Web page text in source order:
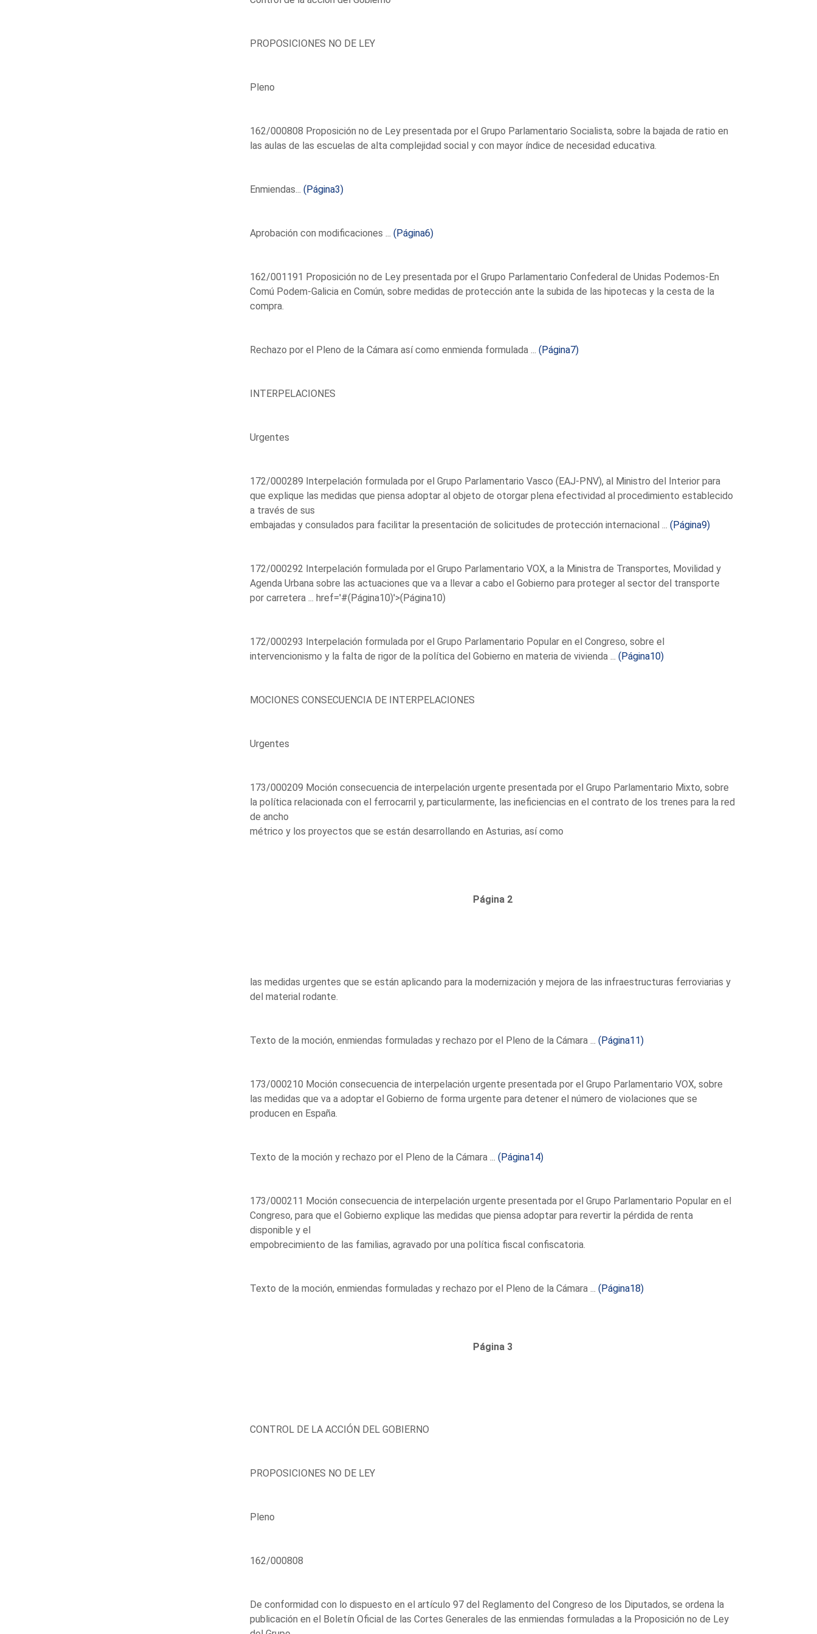
PROPOSICIONES NO DE LEY
Pleno
162/000808 Proposición no de Ley presentada por el Grupo Parlamentario Socialista, sobre la bajada de ratio en
las aulas de las escuelas de alta complejidad social y con mayor índice de necesidad educativa.
Enmiendas... (Página3)
Aprobación con modificaciones ... (Página6)
162/001191 Proposición no de Ley presentada por el Grupo Parlamentario Confederal de Unidas Podemos-En
Comú Podem-Galicia en Común, sobre medidas de protección ante la subida de las hipotecas y la cesta de la
compra.
Rechazo por el Pleno de la Cámara así como enmienda formulada ... (Página7)
INTERPELACIONES
Urgentes
172/000289 Interpelación formulada por el Grupo Parlamentario Vasco (EAJ-PNV), al Ministro del Interior para
que explique las medidas que piensa adoptar al objeto de otorgar plena efectividad al procedimiento establecido
a través de sus
embajadas y consulados para facilitar la presentación de solicitudes de protección internacional ... (Página9)
172/000292 Interpelación formulada por el Grupo Parlamentario VOX, a la Ministra de Transportes, Movilidad y
Agenda Urbana sobre las actuaciones que va a llevar a cabo el Gobierno para proteger al sector del transporte
por carretera ... href='#(Página10)'>(Página10)
172/000293 Interpelación formulada por el Grupo Parlamentario Popular en el Congreso, sobre el
intervencionismo y la falta de rigor de la política del Gobierno en materia de vivienda ... (Página10)
MOCIONES CONSECUENCIA DE INTERPELACIONES
Urgentes
173/000209 Moción consecuencia de interpelación urgente presentada por el Grupo Parlamentario Mixto, sobre
la política relacionada con el ferrocarril y, particularmente, las ineficiencias en el contrato de los trenes para la red
de ancho
métrico y los proyectos que se están desarrollando en Asturias, así como
Página 2
las medidas urgentes que se están aplicando para la modernización y mejora de las infraestructuras ferroviarias y
del material rodante.
Texto de la moción, enmiendas formuladas y rechazo por el Pleno de la Cámara ... (Página11)
173/000210 Moción consecuencia de interpelación urgente presentada por el Grupo Parlamentario VOX, sobre
las medidas que va a adoptar el Gobierno de forma urgente para detener el número de violaciones que se
producen en España.
Texto de la moción y rechazo por el Pleno de la Cámara ... (Página14)
173/000211 Moción consecuencia de interpelación urgente presentada por el Grupo Parlamentario Popular en el
Congreso, para que el Gobierno explique las medidas que piensa adoptar para revertir la pérdida de renta
disponible y el
empobrecimiento de las familias, agravado por una política fiscal confiscatoria.
Texto de la moción, enmiendas formuladas y rechazo por el Pleno de la Cámara ... (Página18)
Página 3
CONTROL DE LA ACCIÓN DEL GOBIERNO
PROPOSICIONES NO DE LEY
Pleno
162/000808
De conformidad con lo dispuesto en el artículo 97 del Reglamento del Congreso de los Diputados, se ordena la
publicación en el Boletín Oficial de las Cortes Generales de las enmiendas formuladas a la Proposición no de Ley